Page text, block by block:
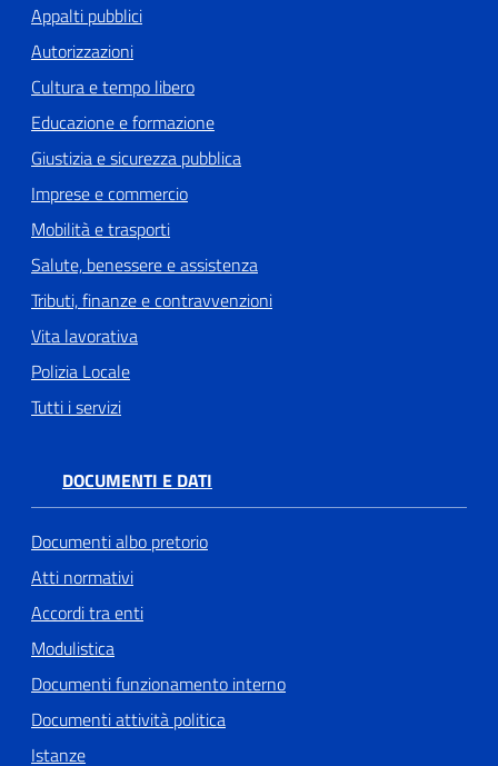
Appalti pubblici
Autorizzazioni
Cultura e tempo libero
Educazione e formazione
Giustizia e sicurezza pubblica
Imprese e commercio
Mobilità e trasporti
Salute, benessere e assistenza
Tributi, finanze e contravvenzioni
Vita lavorativa
Polizia Locale
Tutti i servizi
DOCUMENTI E DATI
Documenti albo pretorio
Atti normativi
Accordi tra enti
Modulistica
Documenti funzionamento interno
Documenti attività politica
Istanze